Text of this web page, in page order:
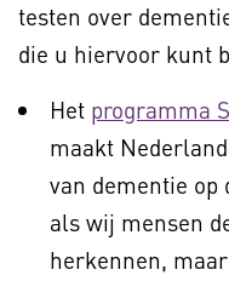
testen over
die u hiervoor kunt
Het programma
maakt
van dementie op
als wij mensen
herkennen,